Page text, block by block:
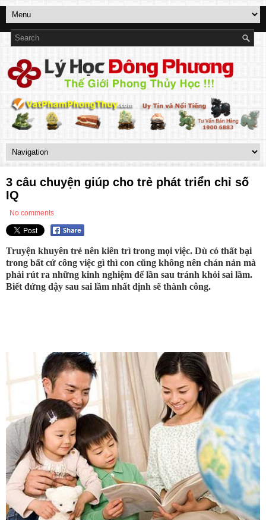
3 câu chuyện giúp cho trẻ phát triển chỉ số
IQ
No comments
Truyện khuyên trẻ nên kiên trì trong mọi việc. Dù có thất bại
trong bất cứ công việc gì thì con cũng không nên chán nản mà
phải rút ra những kinh nghiệm để lần sau tránh khỏi sai lầm.
Biết đứng dậy sau sai lầm nhất định sẽ thành công.